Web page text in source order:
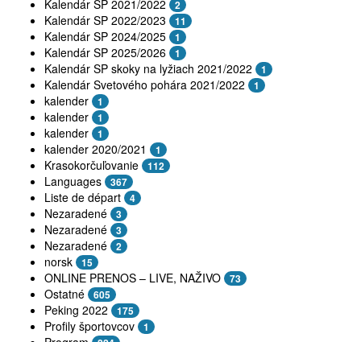
Kalendár SP 2021/2022 2
Kalendár SP 2022/2023 11
Kalendár SP 2024/2025 1
Kalendár SP 2025/2026 1
Kalendár SP skoky na lyžiach 2021/2022 1
Kalendár Svetového pohára 2021/2022 1
kalender 1
kalender 1
kalender 1
kalender 2020/2021 1
Krasokorčuľovanie 112
Languages 367
Liste de départ 4
Nezaradené 3
Nezaradené 3
Nezaradené 2
norsk 15
ONLINE PRENOS – LIVE, NAŽIVO 73
Ostatné 605
Peking 2022 175
Profily športovcov 1